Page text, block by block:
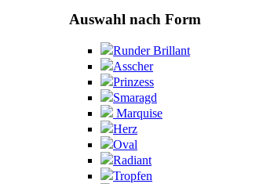
Auswahl nach Form
Runder Brillant
Asscher
Prinzess
Smaragd
Marquise
Herz
Oval
Radiant
Tropfen